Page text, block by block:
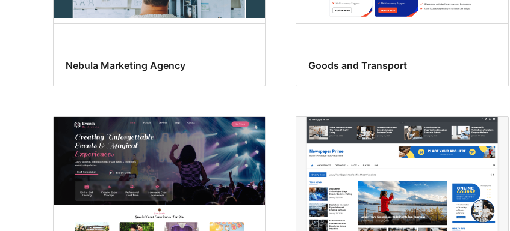
Nebula Marketing Agency Goods and Transport